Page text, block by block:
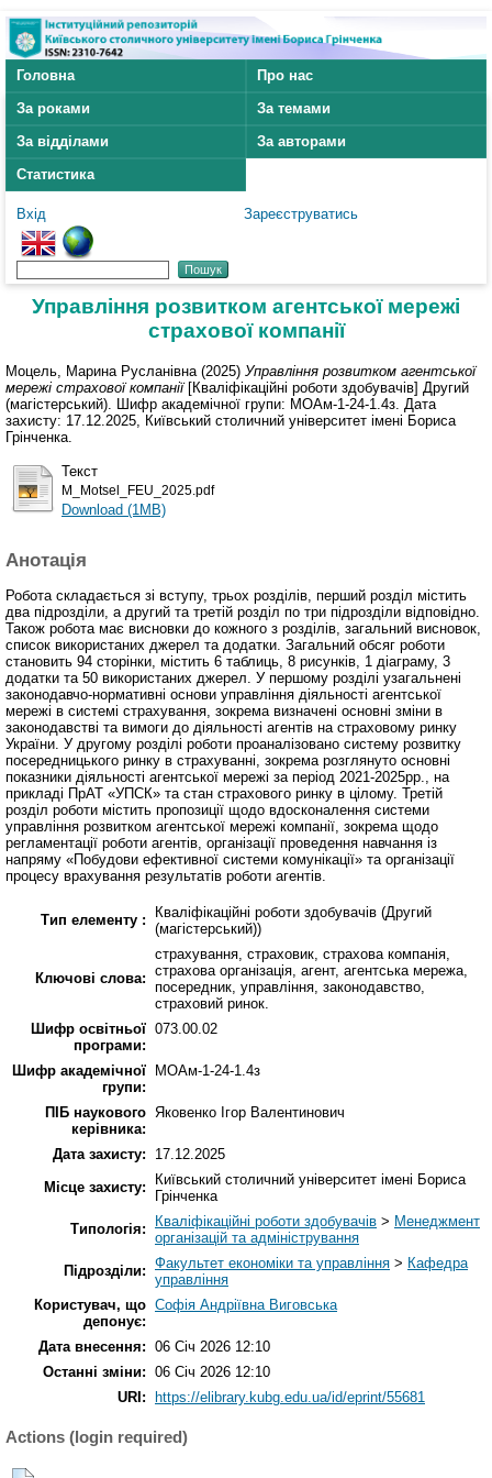
Головна
Про нас
За роками
За темами
За відділами
За авторами
Статистика
Вхід Зареєструватись
Управління розвитком агентської мережі
страхової компанії
Моцель, Марина Русланівна (2025) Управління розвитком агентської
мережі страхової компанії[Кваліфікаційні роботи здобувачів] Другий
(магістерський). Шифр академічної групи: МОАм-1-24-1.4з. Дата
захисту: 17.12.2025, Київський столичний університет імені Бориса
Грінченка.
Текст
M_Motsel_FEU_2025.pdf
Download (1MB)
Анотація
Робота складається зі вступу, трьох розділів, перший розділ містить
два підрозділи, а другий та третій розділ по три підрозділи відповідно.
Також робота має висновки до кожного з розділів, загальний висновок,
список використаних джерел та додатки. Загальний обсяг роботи
становить 94 сторінки, містить 6 таблиць, 8 рисунків, 1 діаграму, 3
додатки та 50 використаних джерел. У першому розділі узагальнені
законодавчо-нормативні основи управління діяльності агентської
мережі в системі страхування, зокрема визначені основні зміни в
законодавстві та вимоги до діяльності агентів на страховому ринку
України. У другому розділі роботи проаналізовано систему розвитку
посередницького ринку в страхуванні, зокрема розглянуто основні
показники діяльності агентської мережі за період 2021-2025рр., на
прикладі ПрАТ «УПСК» та стан страхового ринку в цілому. Третій
розділ роботи містить пропозиції щодо вдосконалення системи
управління розвитком агентської мережі компанії, зокрема щодо
регламентації роботи агентів, організації проведення навчання із
напряму «Побудови ефективної системи комунікації» та організації
процесу врахування результатів роботи агентів.
Тип елементу :
Кваліфікаційні роботи здобувачів (Другий
(магістерський))
Ключові слова:
страхування, страховик, страхова компанія,
страхова організація, агент, агентська мережа,
посередник, управління, законодавство,
страховий ринок.
Шифр освітньої
програми:
073.00.02
Шифр академічної
групи:
МОАм-1-24-1.4з
ПІБ наукового
керівника:
Яковенко Ігор Валентинович
Дата захисту:
17.12.2025
Місце захисту:
Київський столичний університет імені Бориса
Грінченка
Типологія:
Кваліфікаційні роботи здобувачів > Менеджмент
організацій та адміністрування
Підрозділи: Факультет економіки та управління > Кафедра
управління
Користувач, що
депонує:
Софія Андріївна Виговська
Дата внесення: 06 Січ 2026 12:10
Останні зміни: 06 Січ 2026 12:10
URI:
https://elibrary.kubg.edu.ua/id/eprint/55681
Actions (login required)